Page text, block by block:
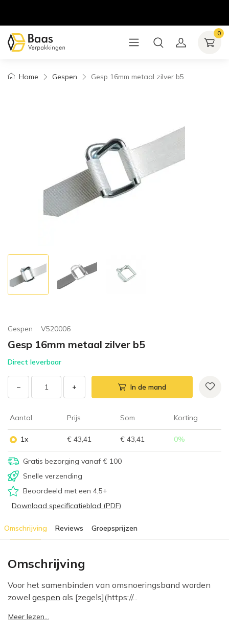
0
Home Gespen Gesp 16mm metaal zilver b5
Gespen V520006
Gesp 16mm metaal zilver b5
Direct leverbaar
− + In de mand
Aantal Prijs Som Korting
1x € 43,41 € 43,41 0%
Gratis bezorging vanaf € 100
Snelle verzending
Beoordeeld met een 4,5+
Download specificatieblad (PDF)
Omschrijving Reviews Groepsprijzen
Omschrijving
Voor het samenbinden van omsnoeringsband worden
zowel gespen als [zegels](https://...
Meer lezen...